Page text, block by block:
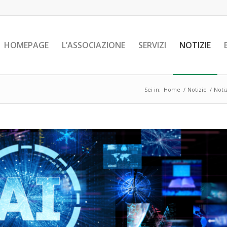
HOMEPAGE L’ASSOCIAZIONE SERVIZI NOTIZIE
Sei in: Home / Notizie /